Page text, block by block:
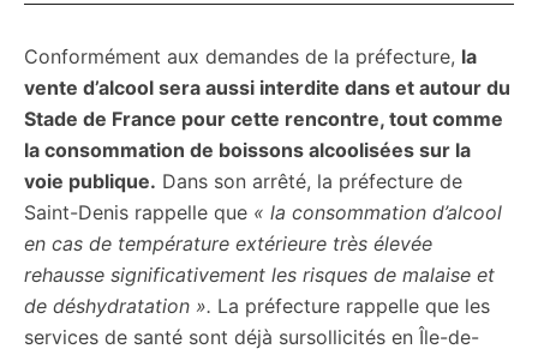
Conformément aux demandes de la préfecture, la
vente d’alcool sera aussi interdite dans et autour du
Stade de France pour cette rencontre, tout comme
la consommation de boissons alcoolisées sur la
voie publique. Dans son arrêté, la préfecture de
Saint-Denis rappelle que « la consommation d’alcool
en cas de température extérieure très élevée
rehausse significativement les risques de malaise et
de déshydratation ». La préfecture rappelle que les
services de santé sont déjà sursollicités en Île-de-